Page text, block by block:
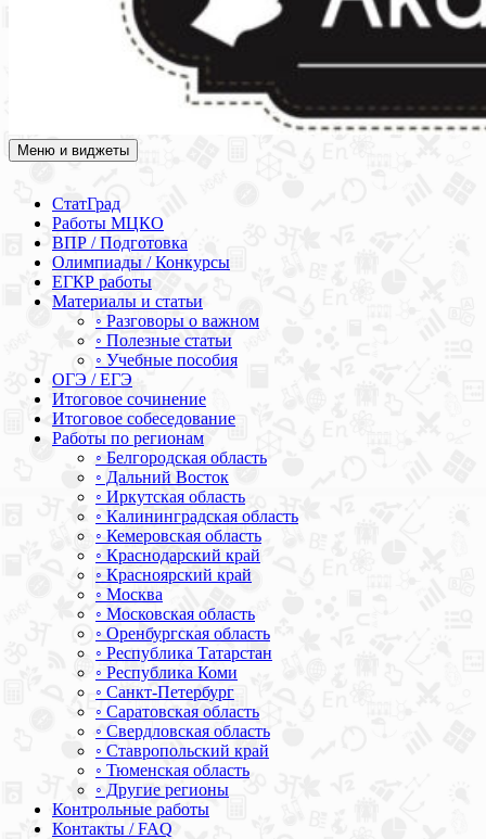
Академия СОВА
Подготовка к ЕГЭ, ОГЭ, ВПР, МЦКО, СтатГрад, КДР, ВОШ,
Меню и виджеты
СтатГрад
Работы МЦКО
ВПР / Подготовка
Олимпиады / Конкурсы
ЕГКР работы
Материалы и статьи
◦ Разговоры о важном
◦ Полезные статьи
◦ Учебные пособия
ОГЭ / ЕГЭ
Итоговое сочинение
Итоговое собеседование
Работы по регионам
◦ Белгородская область
◦ Дальний Восток
◦ Иркутская область
◦ Калининградская область
◦ Кемеровская область
◦ Краснодарский край
◦ Красноярский край
◦ Москва
◦ Московская область
◦ Оренбургская область
◦ Республика Татарстан
◦ Республика Коми
◦ Санкт-Петербург
◦ Саратовская область
◦ Свердловская область
◦ Ставропольский край
◦ Тюменская область
◦ Другие регионы
Контрольные работы
Контакты / FAQ